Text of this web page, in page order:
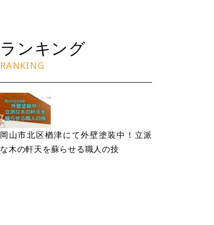
ランキング
RANKING
岡山市北区楢津にて外壁塗装中！立派
な木の軒天を蘇らせる職人の技